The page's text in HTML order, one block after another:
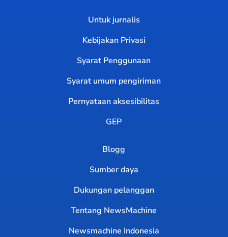
Untuk jurnalis
Kebijakan Privasi
Syarat Penggunaan
Syarat umum pengiriman
Pernyataan aksesibilitas
GEP
Blogg
Sumber daya
Dukungan pelanggan
Tentang NewsMachine
Newsmachine Indonesia